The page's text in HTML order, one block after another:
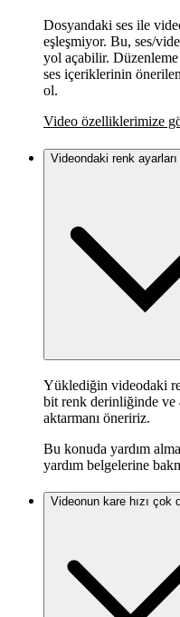
Dosyandaki ses ile
eşleşmiyor. Bu, ses/
yol açabilir. Düzenleme
ses içeriklerinin
ol.
Video özelliklerimize
Videondaki renk ayarları
Yüklediğin videodaki
bit renk derinliğinde ve
aktarmanı öneririz.
Bu konuda yardım
yardım belgelerine
Videonun kare hızı çok